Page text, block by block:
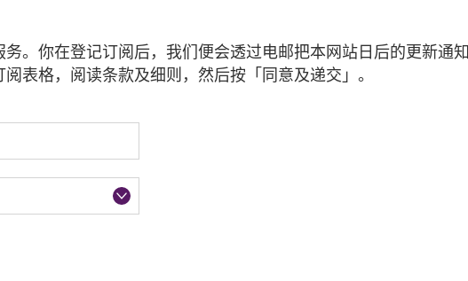
务。你在登记订阅后，我们便会透过电邮把本网站日后的更新通知
表格，阅读条款及细则，然后按「同意及递交」。